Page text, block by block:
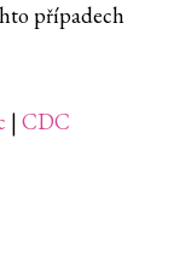
případech
| CDC